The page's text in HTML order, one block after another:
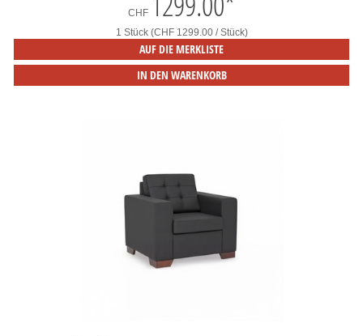
CHF
1 Stück (CHF 1299.00 / Stück)
AUF DIE MERKLISTE
IN DEN WARENKORB